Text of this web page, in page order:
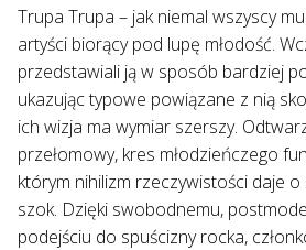
Trupa Trupa – jak niemal wszyscy
artyści biorący pod lupę młodość.
przedstawiali ją w sposób bardziej
ukazując typowe powiązane z nią
ich wizja ma wymiar szerszy.
przełomowy, kres młodzieńczego
którym nihilizm rzeczywistości daje o
szok. Dzięki swobodnemu,
podejściu do spuścizny rocka,